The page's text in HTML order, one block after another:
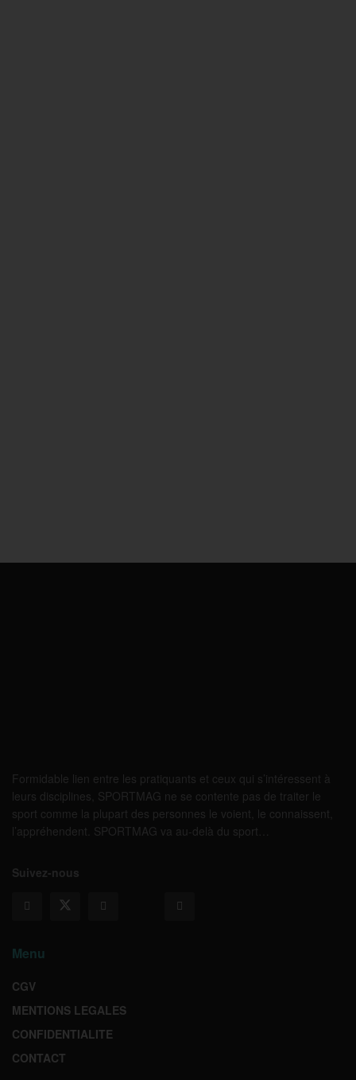
Formidable lien entre les pratiquants et ceux qui s’intéressent à
leurs disciplines, SPORTMAG ne se contente pas de traiter le
sport comme la plupart des personnes le voient, le connaissent,
l’appréhendent. SPORTMAG va au-delà du sport…
Suivez-nous
Menu
CGV
MENTIONS LEGALES
CONFIDENTIALITE
CONTACT